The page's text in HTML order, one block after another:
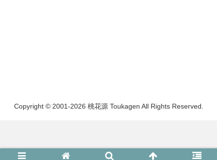
Copyright © 2001-2026 桃花源 Toukagen All Rights Reserved.